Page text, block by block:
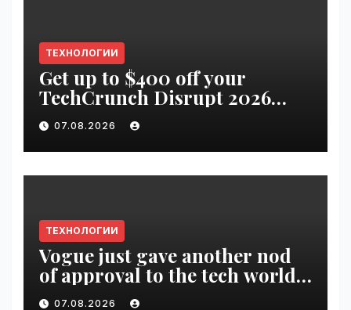
ТЕХНОЛОГИИ
Get up to $400 off your
TechCrunch Disrupt 2026
pass until tomorrow |
VseTime.ru
07.08.2026
ТЕХНОЛОГИИ
Vogue just gave another nod
of approval to the tech world |
VseTime.ru
07.08.2026